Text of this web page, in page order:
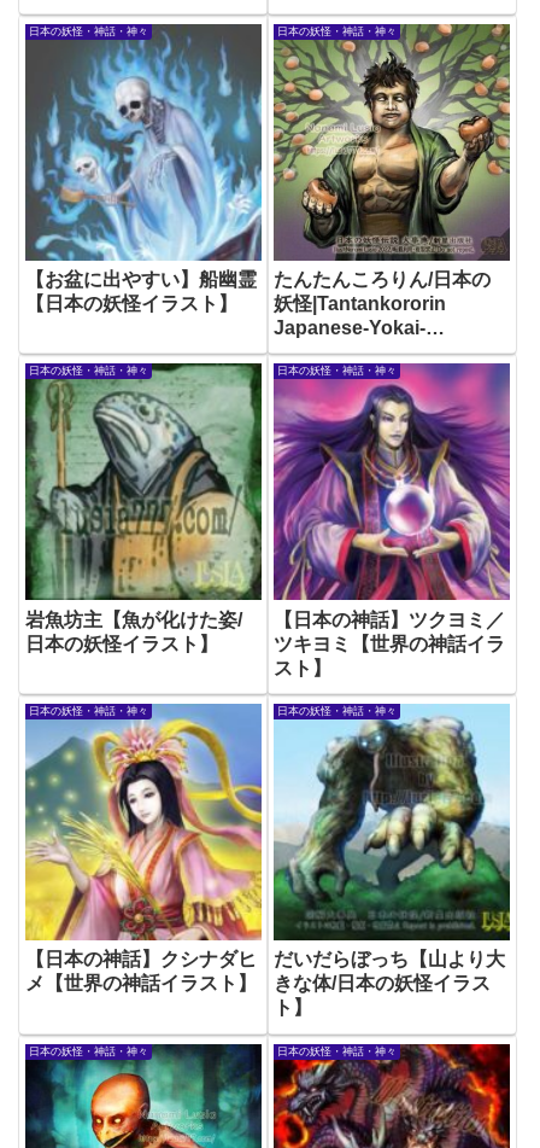
日本の妖怪・神話・神々
【お盆に出やすい】船幽霊
【日本の妖怪イラスト】
日本の妖怪・神話・神々
たんたんころりん/日本の
妖怪|Tantankororin
Japanese-Yokai-
Illustration
日本の妖怪・神話・神々
岩魚坊主【魚が化けた姿/
日本の妖怪イラスト】
日本の妖怪・神話・神々
【日本の神話】ツクヨミ／
ツキヨミ【世界の神話イラ
スト】
日本の妖怪・神話・神々
【日本の神話】クシナダヒ
メ【世界の神話イラスト】
日本の妖怪・神話・神々
だいだらぼっち【山より大
きな体/日本の妖怪イラス
ト】
日本の妖怪・神話・神々 日本の妖怪・神話・神々